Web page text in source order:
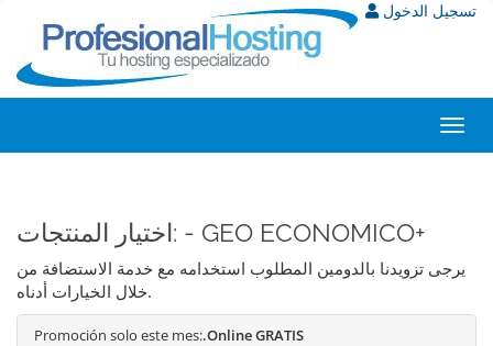
تسجيل الدخول
اختيار المنتجات: - GEO ECONOMICO+
يرجى تزويدنا بالدومين المطلوب استخدامه مع خدمة الاستضافة من
خلال الخيارات أدناه.
Promoción solo este mes:.Online GRATIS